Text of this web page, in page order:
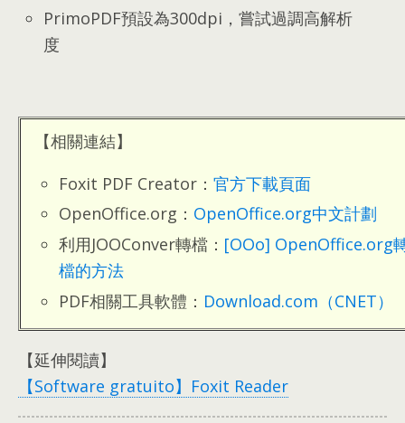
PrimoPDF預設為300dpi ，嘗試過調高解析
度
【相關連結】
Foxit PDF Creator ：官方下載頁面
OpenOffice.org ： OpenOffice.org中文計劃
利用JOOConver轉檔 ： [OOo] OpenOffice.org
檔的方法
PDF相關工具軟體 ： Download.com（CNET）
【延伸閱讀】
【Software gratuito】Foxit Reader